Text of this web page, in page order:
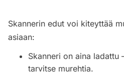
Skannerin edut voi kiteyttää
asiaan:
Skanneri on aina ladattu
tarvitse murehtia.